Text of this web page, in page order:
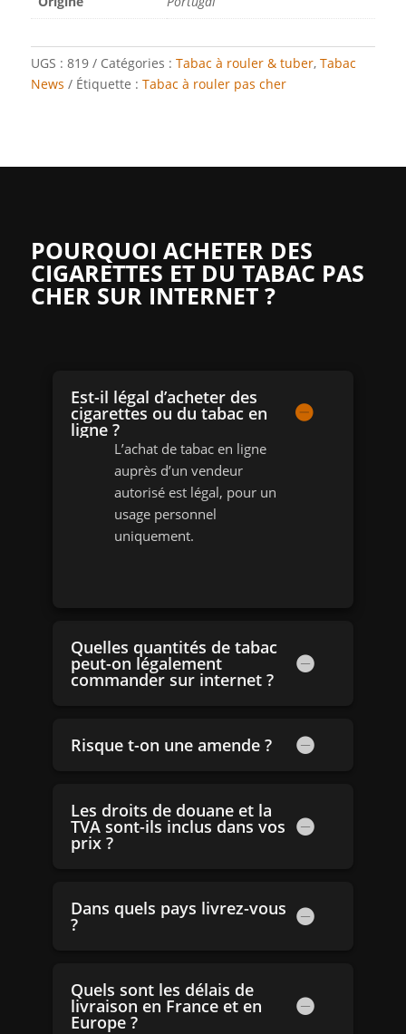
UGS : 819 Catégories : Tabac à rouler & tuber, Tabac
News
Étiquette : Tabac à rouler pas cher
POURQUOI ACHETER DES
CIGARETTES ET DU TABAC PAS
CHER SUR INTERNET ?
Est-il légal d’acheter des
cigarettes ou du tabac en
ligne ?
L’achat de tabac en ligne
auprès d’un vendeur
autorisé est légal, pour un
usage personnel
uniquement.
Quelles quantités de tabac
peut-on légalement
commander sur internet ?
Risque t-on une amende ?
Les droits de douane et la
TVA sont-ils inclus dans vos
prix ?
Dans quels pays livrez-vous
?
Quels sont les délais de
livraison en France et en
Europe ?